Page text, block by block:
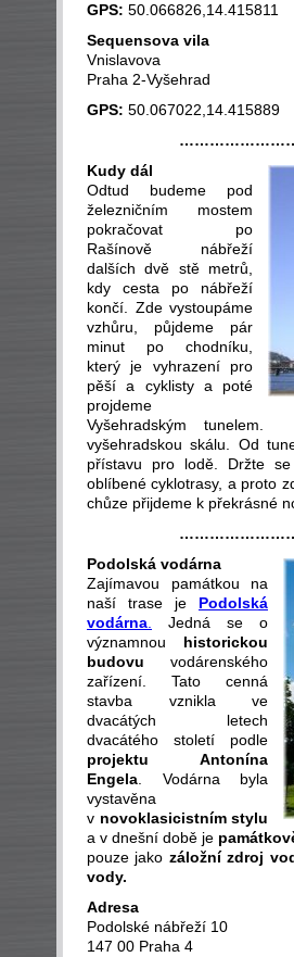
GPS: 50.066826,14.415811
Sequensova vila
Vnislavova
Praha 2-Vyšehrad
GPS: 50.067022,14.415889
Kudy dál
Odtud budeme pod
železničním mostem
pokračovat po
Rašínově nábřeží
dalších dvě stě metrů,
kdy cesta po nábřeží
končí. Zde vystoupáme
vzhůru, půjdeme pár
minut po chodníku,
který je vyhrazení pro
pěší a cyklisty a poté
projdeme
Vyšehradským
vyšehradskou skálu. Od
přístavu pro lodě. Držte
oblíbené cyklotrasy, a proto
chůze přijdeme k překrásné
Podolská vodárna
Zajímavou památkou na
naší trase je Podolská
vodárna. Jedná se o
významnou historickou
budovu vodárenského
zařízení. Tato cenná
stavba vznikla ve
dvacátých letech
dvacátého století podle
projektu Antonína
Engela. Vodárna byla
vystavěna
v novoklasicistním stylu
a v dnešní době je
pouze jako záložní zdroj
vody.
Adresa
Podolské nábřeží 10
147 00 Praha 4